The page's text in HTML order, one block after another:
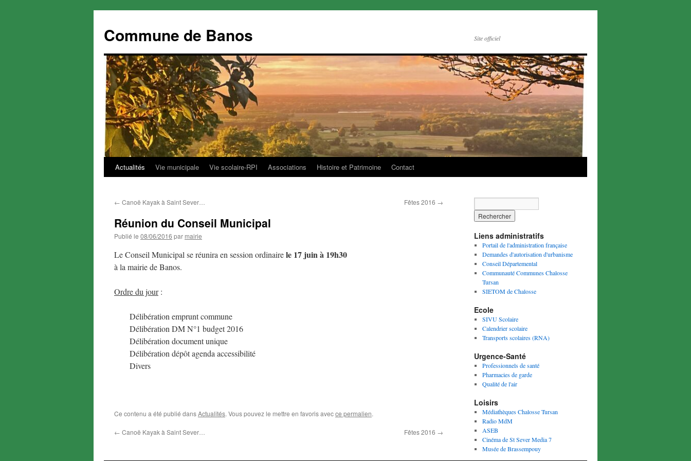
Commune de Banos Site officiel
Aller
contenu
Actualités Vie municipale Vie scolaire-RPI Associations Histoire et Patrimoine Contact
← Canoë Kayak à Saint Sever… Fêtes 2016 →
Réunion du Conseil Municipal
Publié le 08/06/2016 par mairie
Le Conseil Municipal se réunira en session ordinairele 17 juin à 19h30
à la mairie de Banos.
Ordre du jour:
Délibération emprunt commune
Délibération DM N°1 budget 2016
Délibération document unique
Délibération dépôt agenda accessibilité
Divers
Ce contenu a été publié dansActualités. Vous pouvez le mettre en favoris avecce permalien.
← Canoë Kayak à Saint Sever… Fêtes 2016 →
Liens administratifs
Portail de l'administration française
Demandes d'autorisation d'urbanisme
Conseil Départemental
Communauté Communes Chalosse
Tursan
SIETOM de Chalosse
Ecole
SIVU Scolaire
Calendrier scolaire
Transports scolaires (RNA)
Urgence-Santé
Professionnels de santé
Pharmacies de garde
Qualité de l'air
Loisirs
Médiathèques Chalosse Tursan
Radio MdM
ASEB
Cinéma de St Sever Media 7
Musée de Brassempouy